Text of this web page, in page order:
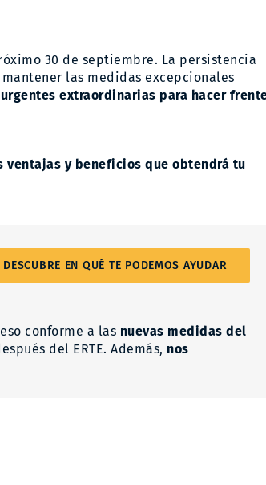
30 de septiembre. La persistencia
las medidas excepcionales
extraordinarias para hacer
ventajas y beneficios que obtendrá tu
DESCUBRE EN QUÉ TE PODEMOS AYUDAR
conforme a las nuevas medidas del
del ERTE. Además, nos